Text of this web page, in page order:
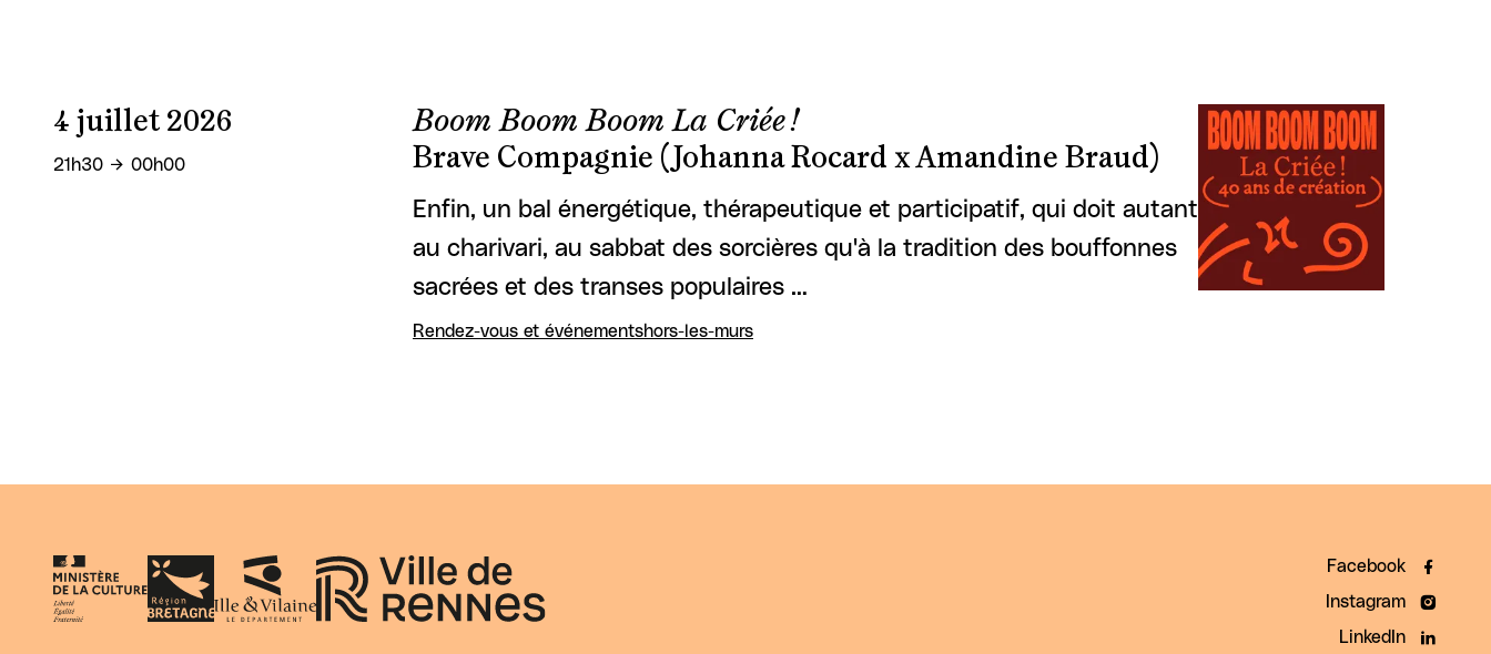
Boom Boom Boom La Criée !
Brave Compagnie (Johanna Rocard x Amandine Braud)
4 juillet 2026
21h30 00h00
Enfin, un bal énergétique, thérapeutique et participatif, qui doit autant
au charivari, au sabbat des sorcières qu'à la tradition des bouffonnes
sacrées et des transes populaires …
Rendez-vous et événementshors-les-murs
Facebook
Instagram
LinkedIn